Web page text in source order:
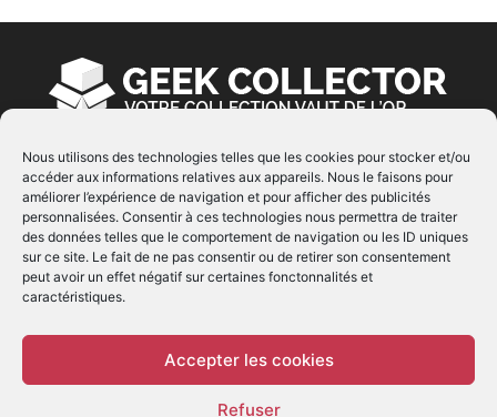
Nous utilisons des technologies telles que les cookies pour stocker et/ou
accéder aux informations relatives aux appareils. Nous le faisons pour
améliorer l’expérience de navigation et pour afficher des publicités
personnalisées. Consentir à ces technologies nous permettra de traiter
des données telles que le comportement de navigation ou les ID uniques
sur ce site. Le fait de ne pas consentir ou de retirer son consentement
peut avoir un effet négatif sur certaines fonctonnalités et
caractéristiques.
Accepter les cookies
Refuser
À PROPOS
© Copyright 2022 | Produit parEIMAI| Tous Droits
Réservés